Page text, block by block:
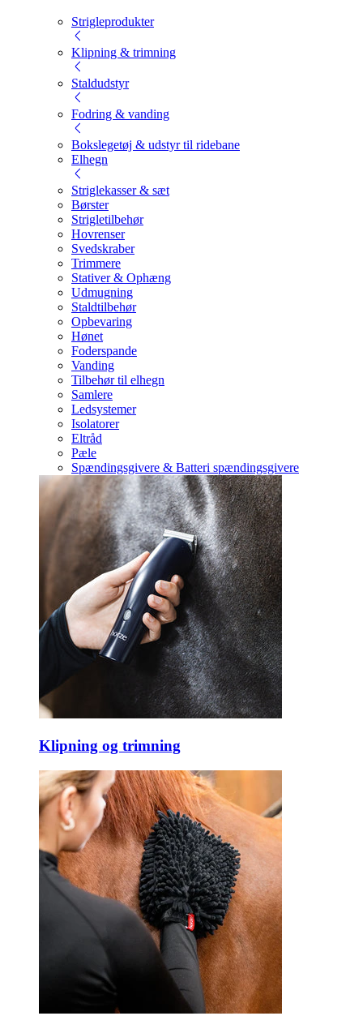
Strigleprodukter
Klipning & trimning
Staldudstyr
Fodring & vanding
Bokslegetøj & udstyr til ridebane
Elhegn
Striglekasser & sæt
Børster
Strigletilbehør
Hovrenser
Svedskraber
Trimmere
Stativer & Ophæng
Udmugning
Staldtilbehør
Opbevaring
Hønet
Foderspande
Vanding
Tilbehør til elhegn
Samlere
Ledsystemer
Isolatorer
Eltråd
Pæle
Spændingsgivere & Batteri spændingsgivere
Klipning og trimning